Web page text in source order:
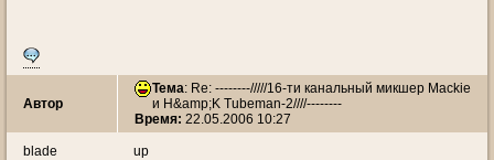
Автор
Тема: Re: --------/////16-ти канальный микшер Mackie
и H&amp;K Tubeman-2////--------
Время: 22.05.2006 10:27
blade up